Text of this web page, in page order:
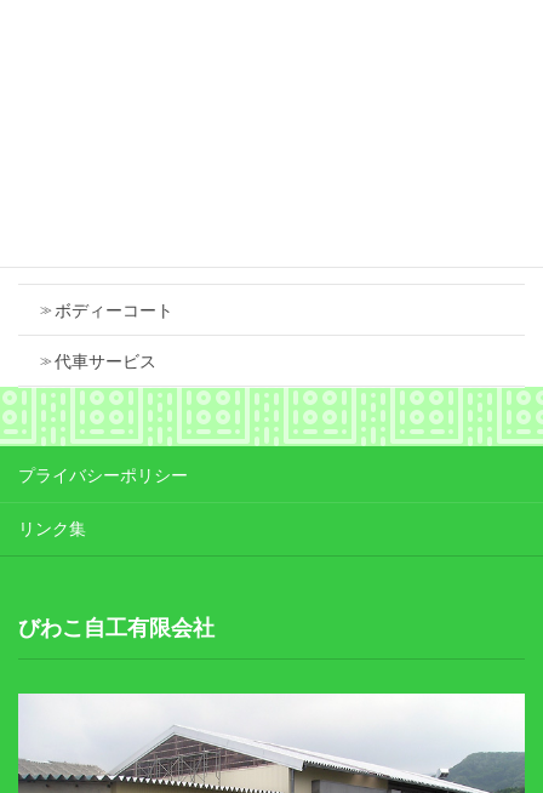
ボディーコート
代車サービス
プライバシーポリシー
リンク集
びわこ自工有限会社